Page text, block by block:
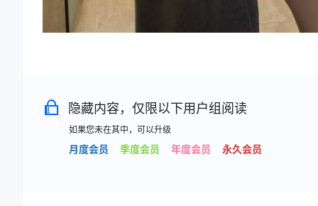
隐藏内容，仅限以下用户组阅读
如果您未在其中，可以升级
月度会员 季度会员 年度会员 永久会员